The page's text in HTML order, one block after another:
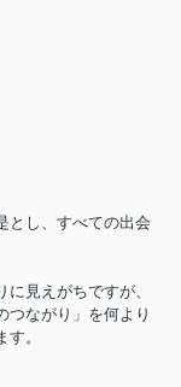
とし、すべての出会
見えがちですが、
つながり」を何より
。